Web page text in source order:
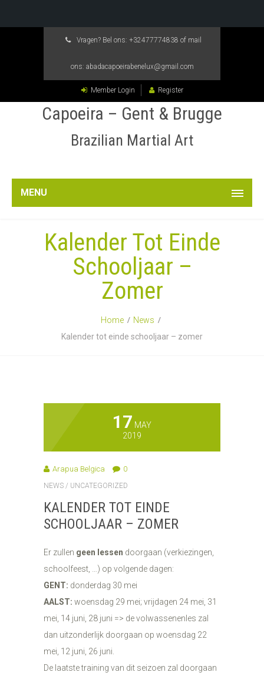
Vragen? Bel ons: +32477774838 of mail
ons: abadacapoeirabenelux@gmail.com
Member Login Register
Capoeira – Gent & Brugge
Brazilian Martial Art
MENU
Kalender Tot Einde
Schooljaar –
Zomer
Home
News
Kalender tot einde schooljaar – zomer
17 MAY
2019
Arapua Belgica 0
NEWS / UNCATEGORIZED
KALENDER TOT EINDE
SCHOOLJAAR – ZOMER
Er zullen geen lessen doorgaan (verkiezingen,
schoolfeest, …) op volgende dagen:
GENT: donderdag 30 mei
AALST: woensdag 29 mei; vrijdagen 24 mei, 31
mei, 14 juni, 28 juni => de volwassenenles zal
dan uitzonderlijk doorgaan op woensdag 22
mei, 12 juni, 26 juni.
De laatste training van dit seizoen zal doorgaan